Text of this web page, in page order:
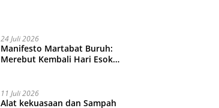
24 Juli 2026
Manifesto Martabat Buruh:
Merebut Kembali Hari Esok
11 Juli 2026
Alat kekuasaan dan Sampah